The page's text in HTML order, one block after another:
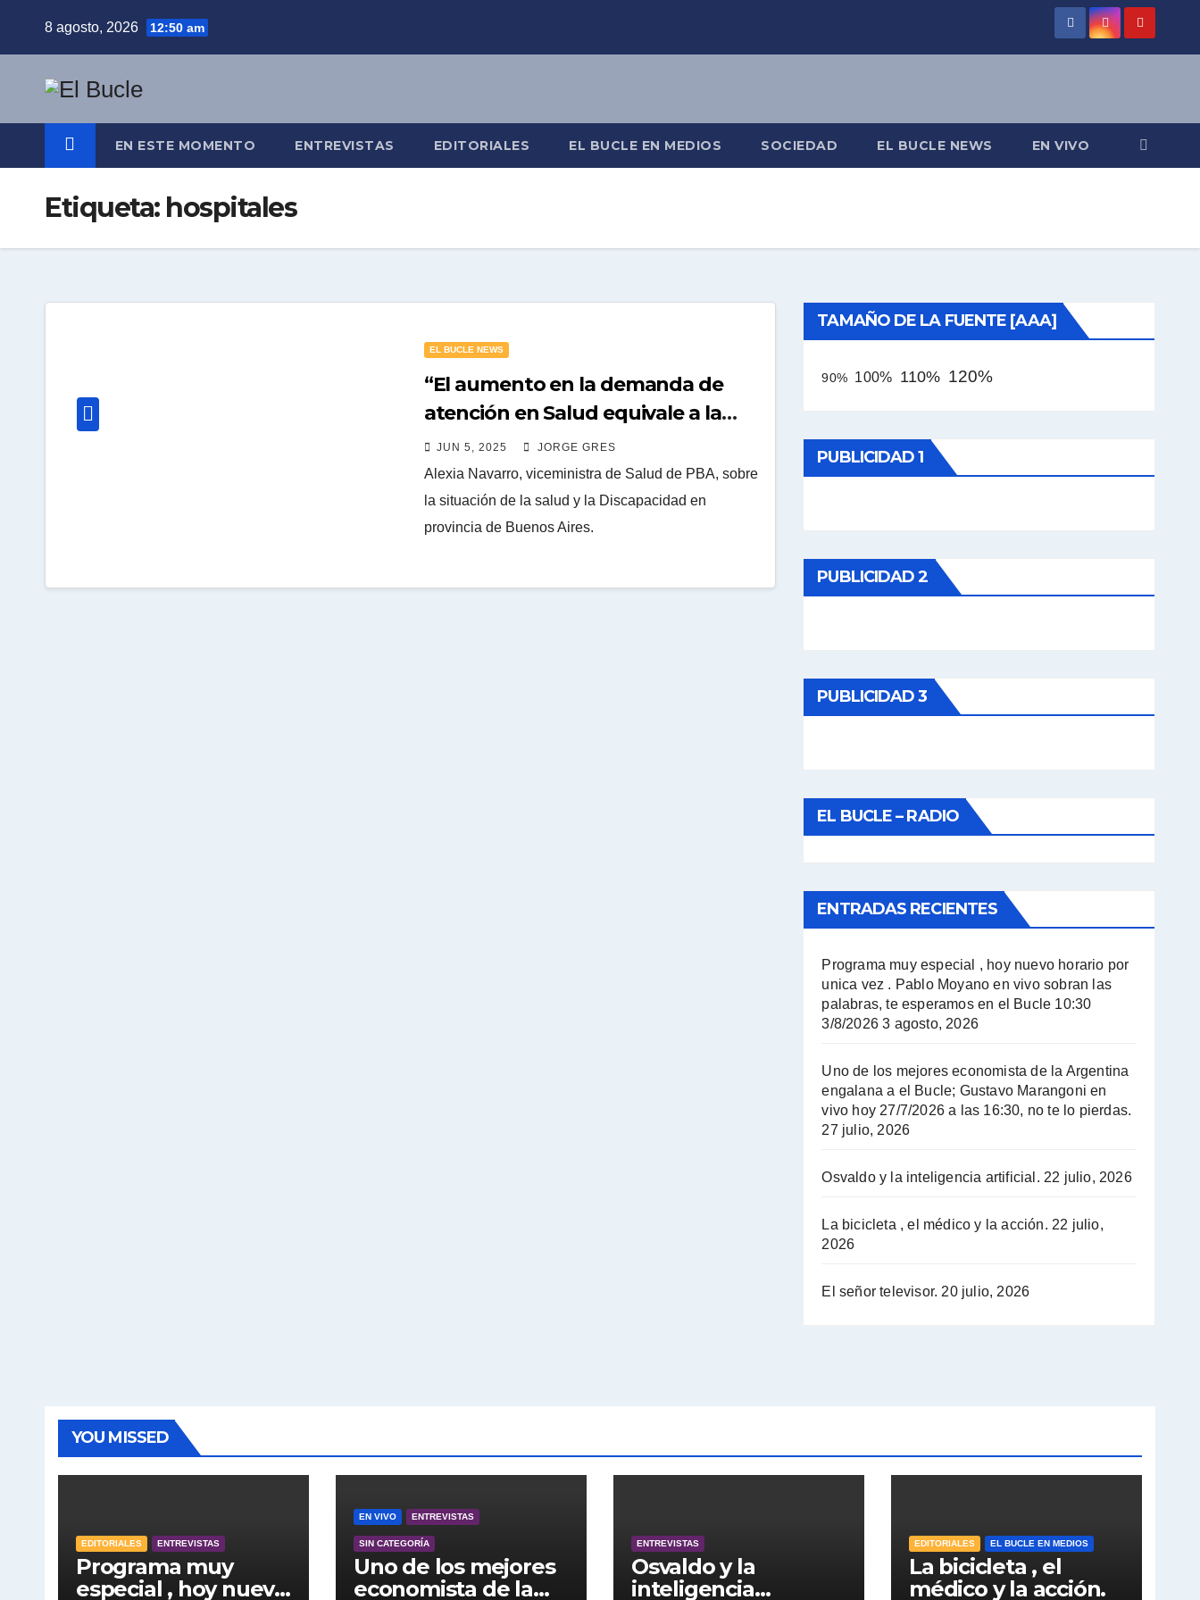
8 agosto, 2026 12:50 am
EN ESTE MOMENTO ENTREVISTAS EDITORIALES EL BUCLE EN MEDIOS SOCIEDAD EL BUCLE NEWS EN VIVO
Etiqueta: hospitales
EL BUCLE NEWS
“El aumento en la demanda de
atención en Salud equivale a la
construcción de 12 hospitales”
JUN 5, 2025 JORGE GRES
Alexia Navarro, viceministra de Salud de PBA, sobre
la situación de la salud y la Discapacidad en
provincia de Buenos Aires.
TAMAÑO DE LA FUENTE [AAA]
90% 100% 110% 120%
PUBLICIDAD 1
PUBLICIDAD 2
PUBLICIDAD 3
EL BUCLE – RADIO
ENTRADAS RECIENTES
Programa muy especial , hoy nuevo horario por
unica vez . Pablo Moyano en vivo sobran las
palabras, te esperamos en el Bucle 10:30
3/8/2026 3 agosto, 2026
Uno de los mejores economista de la Argentina
engalana a el Bucle; Gustavo Marangoni en
vivo hoy 27/7/2026 a las 16:30, no te lo pierdas.
27 julio, 2026
Osvaldo y la inteligencia artificial. 22 julio, 2026
La bicicleta , el médico y la acción. 22 julio,
2026
El señor televisor. 20 julio, 2026
YOU MISSED
EDITORIALES ENTREVISTAS
Programa muy
especial , hoy nuevo
EN VIVO ENTREVISTAS
SIN CATEGORÍA
Uno de los mejores
economista de la
ENTREVISTAS
Osvaldo y la
inteligencia
EDITORIALES EL BUCLE EN MEDIOS
La bicicleta , el
médico y la acción.